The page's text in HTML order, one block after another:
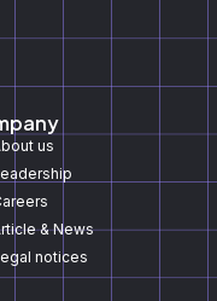
us
& News
notices